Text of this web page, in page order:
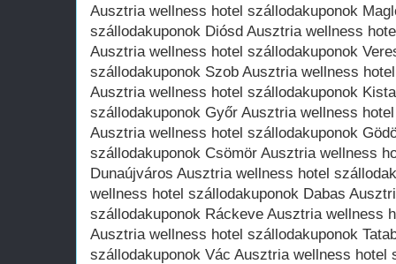
Ausztria wellness hotel szállodakuponok
szállodakuponok Diósd Ausztria wellness
Ausztria wellness hotel szállodakuponok
szállodakuponok Szob Ausztria wellness
Ausztria wellness hotel szállodakuponok
szállodakuponok Győr Ausztria wellness
Ausztria wellness hotel szállodakuponok
szállodakuponok Csömör Ausztria wellness
Dunaújváros Ausztria wellness hotel
wellness hotel szállodakuponok Dabas
szállodakuponok Ráckeve Ausztria wellness
Ausztria wellness hotel szállodakuponok
szállodakuponok Vác Ausztria wellness hotel